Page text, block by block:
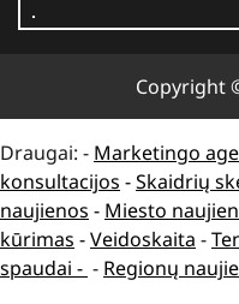
Copyright
Draugai: - Marketingo
konsultacijos -Skaidrių
naujienos - Miesto
kūrimas -Veidoskaita -
spaudai - - Regionų